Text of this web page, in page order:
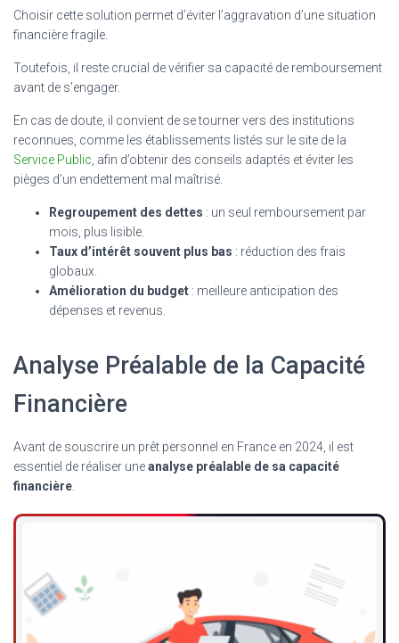
Choisir cette solution permet d’éviter l’aggravation d’une situation
financière fragile.
Toutefois, il reste crucial de vérifier sa capacité de remboursement
avant de s’engager.
En cas de doute, il convient de se tourner vers des institutions
reconnues, comme les établissements listés sur le site de la
Service Public , afin d’obtenir des conseils adaptés et éviter les
pièges d’un endettement mal maîtrisé.
Regroupement des dettes : un seul remboursement par
mois, plus lisible.
Taux d’intérêt souvent plus bas : réduction des frais
globaux.
Amélioration du budget : meilleure anticipation des
dépenses et revenus.
Analyse Préalable de la Capacité
Financière
Avant de souscrire un prêt personnel en France en 2024, il est
essentiel de réaliser uneanalyse préalable de sa capacité
financière